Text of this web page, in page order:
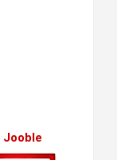
Jooble